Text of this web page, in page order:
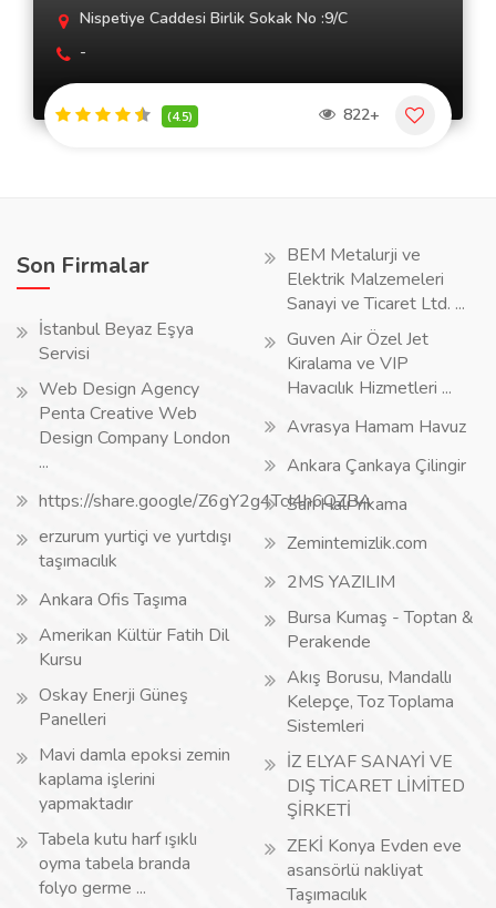
Nispetiye Caddesi Birlik Sokak No :9/C
-
(4.5) 822+
Son Firmalar
İstanbul Beyaz Eşya
Servisi
Web Design Agency
Penta Creative Web
Design Company London
...
https://share.google/Z6gY2g4TcI4h6QZBA
erzurum yurtiçi ve yurtdışı
taşımacılık
Ankara Ofis Taşıma
Amerikan Kültür Fatih Dil
Kursu
Oskay Enerji Güneş
Panelleri
Mavi damla epoksi zemin
kaplama işlerini
yapmaktadır
Tabela kutu harf ışıklı
oyma tabela branda
folyo germe ...
BEM Metalurji ve
Elektrik Malzemeleri
Sanayi ve Ticaret Ltd. ...
Guven Air Özel Jet
Kiralama ve VIP
Havacılık Hizmetleri ...
Avrasya Hamam Havuz
Ankara Çankaya Çilingir
Sarı Halı Yıkama
Zemintemizlik.com
2MS YAZILIM
Bursa Kumaş - Toptan &
Perakende
Akış Borusu, Mandallı
Kelepçe, Toz Toplama
Sistemleri
İZ ELYAF SANAYİ VE
DIŞ TİCARET LİMİTED
ŞİRKETİ
ZEKİ Konya Evden eve
asansörlü nakliyat
Taşımacılık